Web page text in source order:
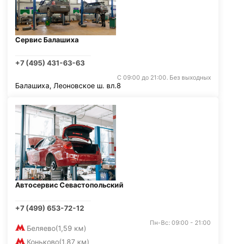
Сервис Балашиха
+7 (495) 431-63-63
С 09:00 до 21:00. Без выходных
Балашиха, Леоновское ш. вл.8
Автосервис Севастопольский
+7 (499) 653-72-12
Беляево(1,59 км)
Коньково(1,87 км)
Пн-Вс: 09:00 - 21:00